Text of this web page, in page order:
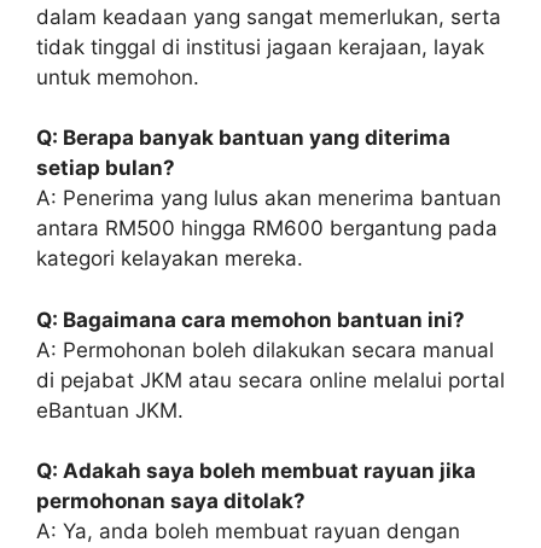
dalam keadaan yang sangat memerlukan, serta
tidak tinggal di institusi jagaan kerajaan, layak
untuk memohon.
Q: Berapa banyak bantuan yang diterima
setiap bulan?
A: Penerima yang lulus akan menerima bantuan
antara RM500 hingga RM600 bergantung pada
kategori kelayakan mereka.
Q: Bagaimana cara memohon bantuan ini?
A: Permohonan boleh dilakukan secara manual
di pejabat JKM atau secara online melalui portal
eBantuan JKM.
Q: Adakah saya boleh membuat rayuan jika
permohonan saya ditolak?
A: Ya, anda boleh membuat rayuan dengan